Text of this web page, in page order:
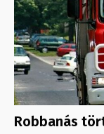
Robbanás